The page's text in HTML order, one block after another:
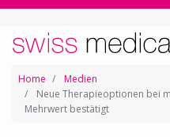
Home
Medien
Neue Therapieoptionen bei
Mehrwert bestätigt